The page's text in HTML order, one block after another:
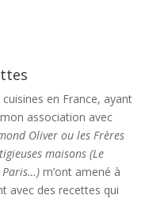
en France, ayant
association avec
Oliver ou les Frères
maisons (Le
Paris…)m’ont amené à
avec des recettes qui